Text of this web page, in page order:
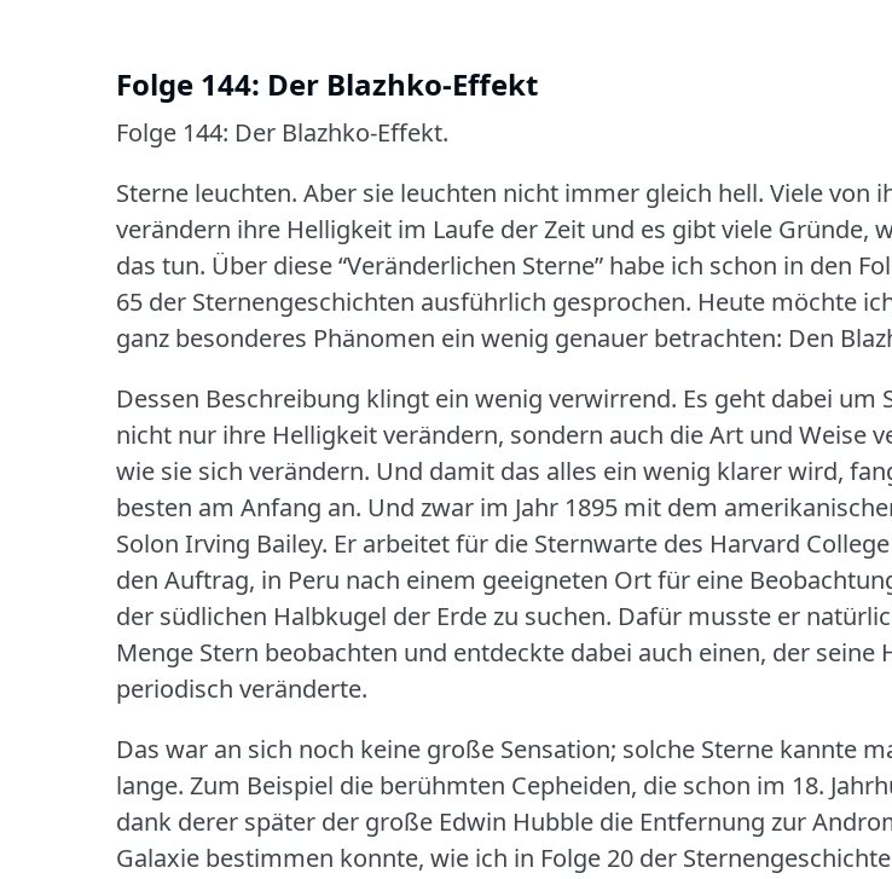
Folge 144: Der Blazhko-Effekt
Folge 144: Der Blazhko-Effekt.
Sterne leuchten. Aber sie leuchten nicht immer gleich hell. Viele von
verändern ihre Helligkeit im Laufe der Zeit und es gibt viele Gründe,
das tun. Über diese “Veränderlichen Sterne” habe ich schon in den
65 der Sternengeschichten ausführlich gesprochen. Heute möchte
ganz besonderes Phänomen ein wenig genauer betrachten: Den
Dessen Beschreibung klingt ein wenig verwirrend. Es geht dabei um
nicht nur ihre Helligkeit verändern, sondern auch die Art und Weise
wie sie sich verändern. Und damit das alles ein wenig klarer wird,
besten am Anfang an. Und zwar im Jahr 1895 mit dem
Solon Irving Bailey. Er arbeitet für die Sternwarte des Harvard
den Auftrag, in Peru nach einem geeigneten Ort für eine
der südlichen Halbkugel der Erde zu suchen. Dafür musste er
Menge Stern beobachten und entdeckte dabei auch einen, der seine
periodisch veränderte.
Das war an sich noch keine große Sensation; solche Sterne kannte
lange. Zum Beispiel die berühmten Cepheiden, die schon im 18.
dank derer später der große Edwin Hubble die Entfernung zur
Galaxie bestimmen konnte, wie ich in Folge 20 der